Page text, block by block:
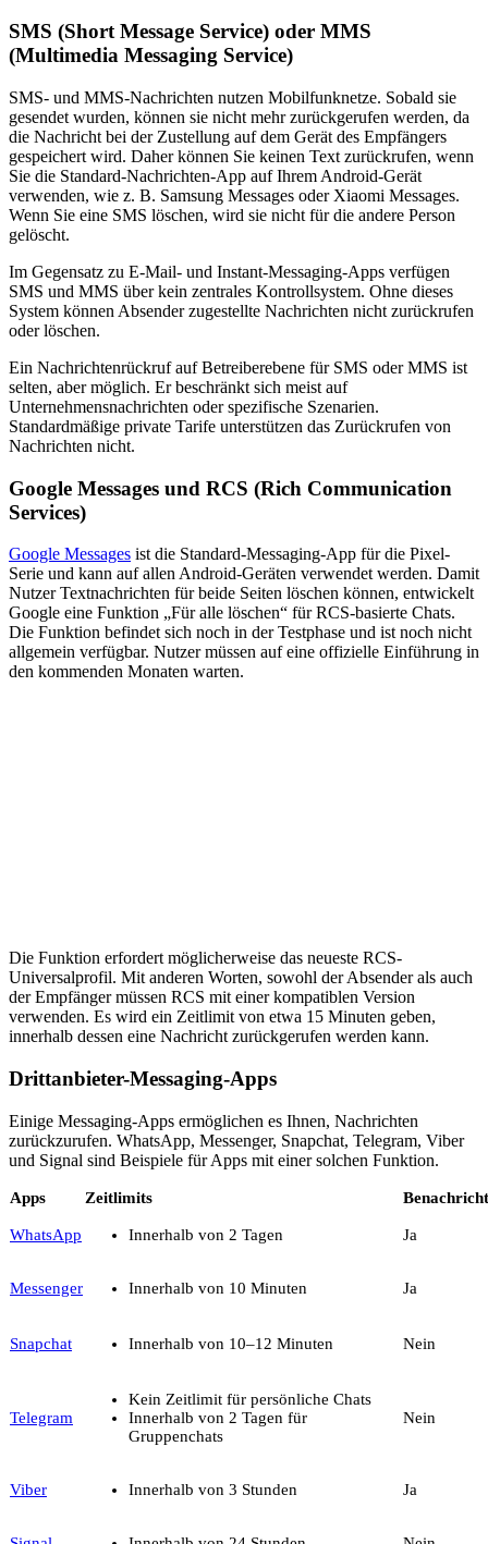
SMS (Short Message Service) oder MMS
(Multimedia Messaging Service)
SMS- und MMS-Nachrichten nutzen Mobilfunknetze. Sobald sie
gesendet wurden, können sie nicht mehr zurückgerufen werden, da
die Nachricht bei der Zustellung auf dem Gerät des Empfängers
gespeichert wird. Daher können Sie keinen Text zurückrufen, wenn
Sie die Standard-Nachrichten-App auf Ihrem Android-Gerät
verwenden, wie z. B. Samsung Messages oder Xiaomi Messages.
Wenn Sie eine SMS löschen, wird sie nicht für die andere Person
gelöscht.
Im Gegensatz zu E-Mail- und Instant-Messaging-Apps verfügen
SMS und MMS über kein zentrales Kontrollsystem. Ohne dieses
System können Absender zugestellte Nachrichten nicht zurückrufen
oder löschen.
Ein Nachrichtenrückruf auf Betreiberebene für SMS oder MMS ist
selten, aber möglich. Er beschränkt sich meist auf
Unternehmensnachrichten oder spezifische Szenarien.
Standardmäßige private Tarife unterstützen das Zurückrufen von
Nachrichten nicht.
Google Messages und RCS (Rich Communication
Services)
Google Messages ist die Standard-Messaging-App für die Pixel-
Serie und kann auf allen Android-Geräten verwendet werden. Damit
Nutzer Textnachrichten für beide Seiten löschen können, entwickelt
Google eine Funktion „Für alle löschen“ für RCS-basierte Chats.
Die Funktion befindet sich noch in der Testphase und ist noch nicht
allgemein verfügbar. Nutzer müssen auf eine offizielle Einführung in
den kommenden Monaten warten.
Die Funktion erfordert möglicherweise das neueste RCS-
Universalprofil. Mit anderen Worten, sowohl der Absender als auch
der Empfänger müssen RCS mit einer kompatiblen Version
verwenden. Es wird ein Zeitlimit von etwa 15 Minuten geben,
innerhalb dessen eine Nachricht zurückgerufen werden kann.
Drittanbieter-Messaging-Apps
Einige Messaging-Apps ermöglichen es Ihnen, Nachrichten
zurückzurufen. WhatsApp, Messenger, Snapchat, Telegram, Viber
und Signal sind Beispiele für Apps mit einer solchen Funktion.
Apps Zeitlimits
WhatsApp Innerhalb von 2 Tagen Ja
Messenger Innerhalb von 10 Minuten Ja
Snapchat Innerhalb von 10–12 Minuten Nein
Telegram
Kein Zeitlimit für persönliche Chats
Innerhalb von 2 Tagen für
Gruppenchats
Nein
Viber Innerhalb von 3 Stunden Ja